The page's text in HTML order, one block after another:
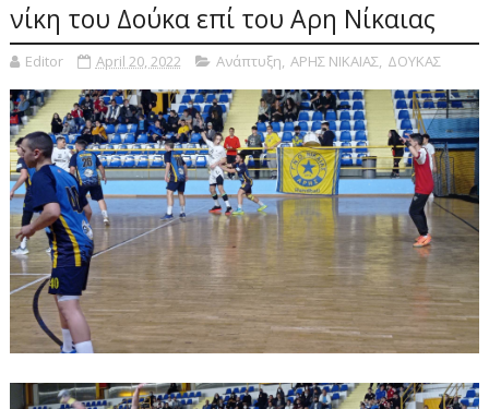
νίκη του Δούκα επί του Αρη Νίκαιας
Editor April 20, 2022 Ανάπτυξη, ΑΡΗΣ ΝΙΚΑΙΑΣ, ΔΟΥΚΑΣ